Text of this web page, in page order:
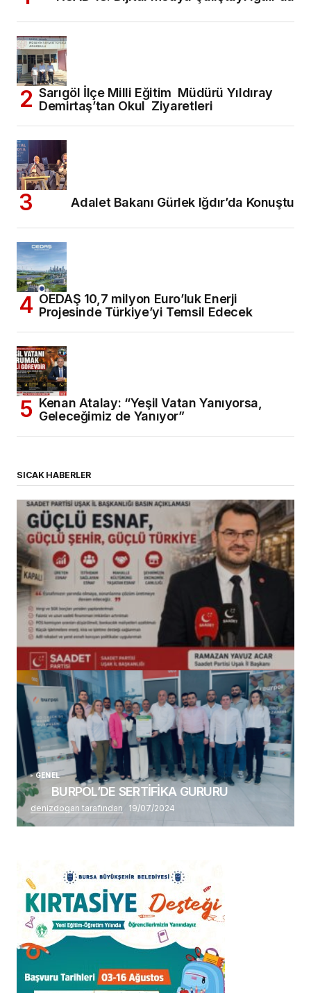
Sarıgöl İlçe Milli Eğitim Müdürü Yıldıray
Demirtaş’tan Okul Ziyaretleri
Adalet Bakanı Gürlek Iğdır’da Konuştu
OEDAŞ 10,7 milyon Euro’luk Enerji
Projesinde Türkiye’yi Temsil Edecek
Kenan Atalay: “Yeşil Vatan Yanıyorsa,
Geleceğimiz de Yanıyor”
SICAK HABERLER
(başlıksız)
Alaattin Karahan tarafından 14/07/2026
GENEL
BURPOL’DE SERTİFİKA GURURU
denizdogan tarafından 19/07/2024